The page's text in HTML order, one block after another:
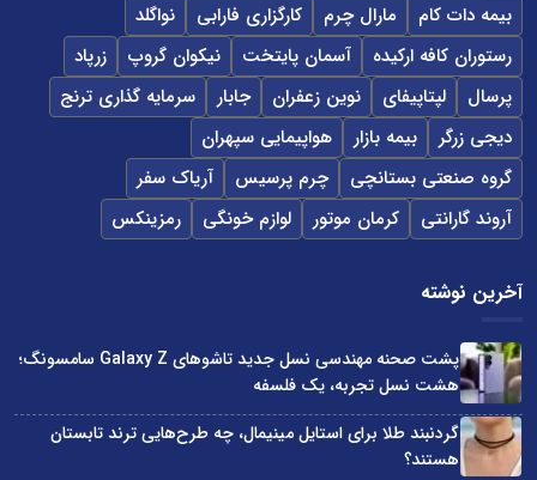
بیمه دات کام مارال چرم کارگزاری فارابی
نواگلد
رستوران کافه ارکیده
آسمان پایتخت نیکوان گروپ
زرپاد
پرسال
لپتاپیفای نوین زعفران جابار
سرمایه گذاری ترنج
دیجی زرگر
بیمه بازار
هواپیمایی سپهران
گروه صنعتی بستانچی
چرم پرسیس
آریاک سفر
آروند گارانتی
کرمان موتور لوازم خونگی رمزینکس
آخرین نوشته
پشت صحنه مهندسی نسل جدید تاشوهای Galaxy Z سامسونگ؛
هشت نسل تجربه، یک فلسفه
گردنبند طلا برای استایل مینیمال، چه طرح‌هایی ترند تابستان
هستند؟